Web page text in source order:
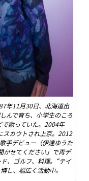
年11月30日、北海道出
んで育ち、小学生のころ
歌っていた。2004年
スカウトされ上京。2012
手デビュー（伊達ゆうた
かせてください」で再デ
、ゴルフ、料理。“テイ
し、幅広く活動中。